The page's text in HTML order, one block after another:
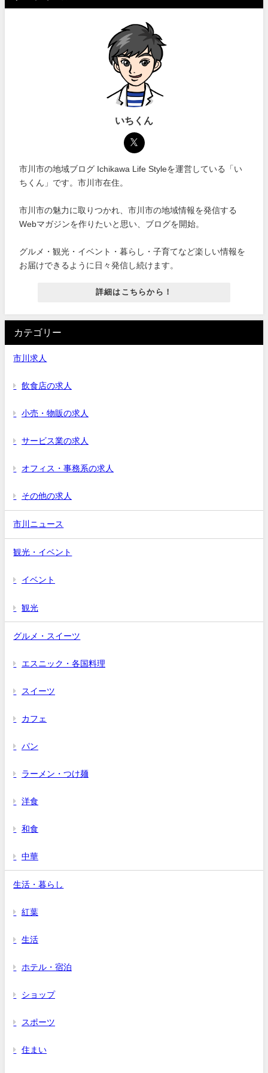
いちくん
市川市の地域ブログ Ichikawa Life Styleを運営している「い
ちくん」です。市川市在住。
市川市の魅力に取りつかれ、市川市の地域情報を発信する
Webマガジンを作りたいと思い、ブログを開始。
グルメ・観光・イベント・暮らし・子育てなど楽しい情報を
お届けできるように日々発信し続けます。
詳細はこちらから！
カテゴリー
市川求人
飲食店の求人
小売・物販の求人
サービス業の求人
オフィス・事務系の求人
その他の求人
市川ニュース
観光・イベント
イベント
観光
グルメ・スイーツ
エスニック・各国料理
スイーツ
カフェ
パン
ラーメン・つけ麺
洋食
和食
中華
生活・暮らし
紅葉
生活
ホテル・宿泊
ショップ
スポーツ
住まい